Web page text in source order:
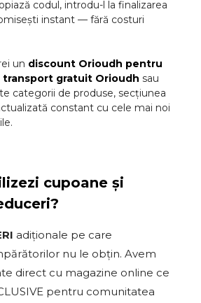
codul, introdu-l la finalizarea
instant — fără costuri
un discount Orioudh pentru
transport gratuit Orioudh sau
categorii de produse, secțiunea
constant cu cele mai noi
cupoane și
adiționale pe care
nu le obțin. Avem
direct cu magazine online ce
pentru comunitatea